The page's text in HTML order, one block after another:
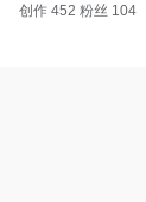
创作 452 粉丝 104